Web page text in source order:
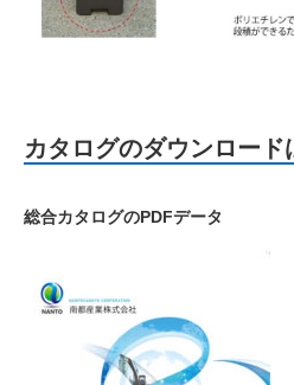
カタログのダウンロード
総合カタログのPDFデータ